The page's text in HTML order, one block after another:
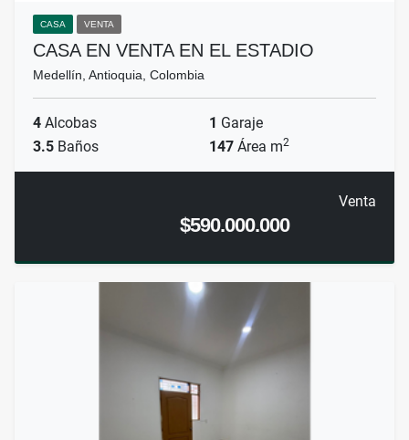
CASA VENTA
CASA EN VENTA EN EL ESTADIO
Medellín, Antioquia, Colombia
4 Alcobas 1 Garaje
3.5 Baños 147 Área m2
Venta
$590.000.000